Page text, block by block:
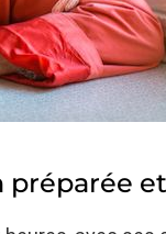
préparée